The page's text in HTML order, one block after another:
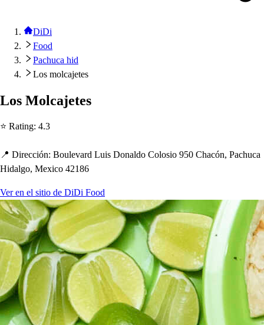
DiDi
Food
Pachuca hid
Los molcajetes
Los Molcajetes
⭐ Rating: 4.3
📍 Dirección: Boulevard Luis Donaldo Colosio 950 Chacón, Pachuca
Hidalgo, Mexico 42186
Ver en el sitio de DiDi Food